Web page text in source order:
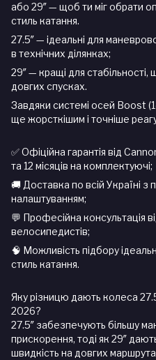
або 29″ — щоб ти міг обрати
стиль катання.
27.5″ — ідеальні для
в технічних ділянках;
29″ — кращі для
довгих спусках.
Завдяки системі осей Boost
ще жорсткішим і точніше
✅ Офіційна гарантія від
та 12 місяців на комплектуючі;
🚚 Доставка по всій Україні
налаштуванням;
💬 Професійна консультація
велосипедистів;
🧠 Можливість підбору
стиль катання.
Яку різницю дають колеса
2026?
27.5″ забезпечують більшу
прискорення, тоді як 29″
швидкість на довгих